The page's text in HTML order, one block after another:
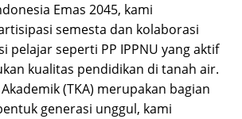
Emas 2045, kami
semesta dan kolaborasi
pelajar seperti PP IPPNU yang aktif
kualitas pendidikan di tanah air.
(TKA) merupakan bagian
generasi unggul, kami